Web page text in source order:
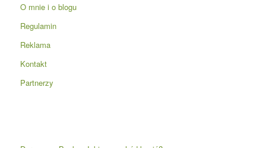
O mnie i o blogu
Regulamin
Reklama
Kontakt
Partnerzy